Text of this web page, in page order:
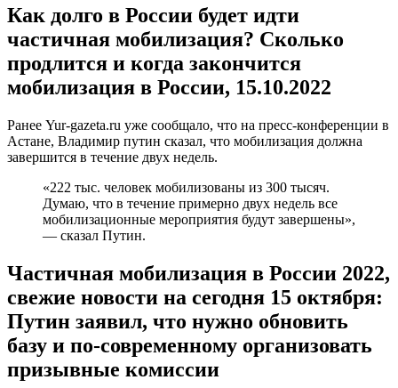
Астраханская область. Астраханская область выполнила
план по частичной мобилизации — Военный комиссар
Астраханской области Игорь Кремлёв.
Белгородская область. В Белгородской области на 83%
выполнили план по частичной мобилизации.
Брянская область. План мобилизационных мероприятий
губернатор.
Бурятия (республика). В Бурятии завершили частичную
мобилизацию, заявил глава республики Алексей
Владимирская область. План по мобилизации во
Владимирской области выполнен почти на 90% —
губернатор Александр Авдеев.
Волгоградская область. Волгоградская область
мобилизации, сообщил губернатор Андрей Бочаров.
Вологодская область. Вологодская область выполнила
план частичной мобилизации на 97% — и.о
председателя правительства.
Воронежская область. План по мобилизации в
Воронежской области выполнен почти на 100%,
сообщили Вести Воронеж.
Еврейская автономная область. Сенатор от Еврейской